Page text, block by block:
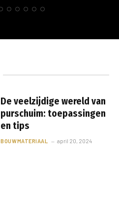
De veelzijdige wereld van
purschuim: toepassingen
en tips
BOUWMATERIAAL april 20, 2024